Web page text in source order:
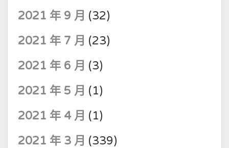
2021 年 9 月 (32)
2021 年 7 月 (23)
2021 年 6 月 (3)
2021 年 5 月 (1)
2021 年 4 月 (1)
2021 年 3 月 (339)